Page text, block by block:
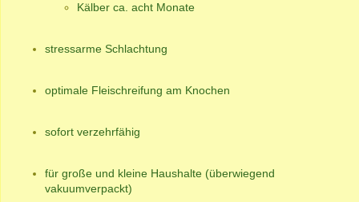
Kälber ca. acht Monate
stressarme Schlachtung
optimale Fleischreifung am Knochen
sofort verzehrfähig
für große und kleine Haushalte (überwiegend
vakuumverpackt)